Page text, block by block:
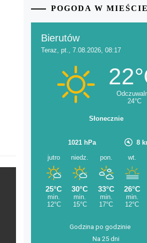
POGODA W MIEŚCIE
Godzina po godzinie
Na 25 dni